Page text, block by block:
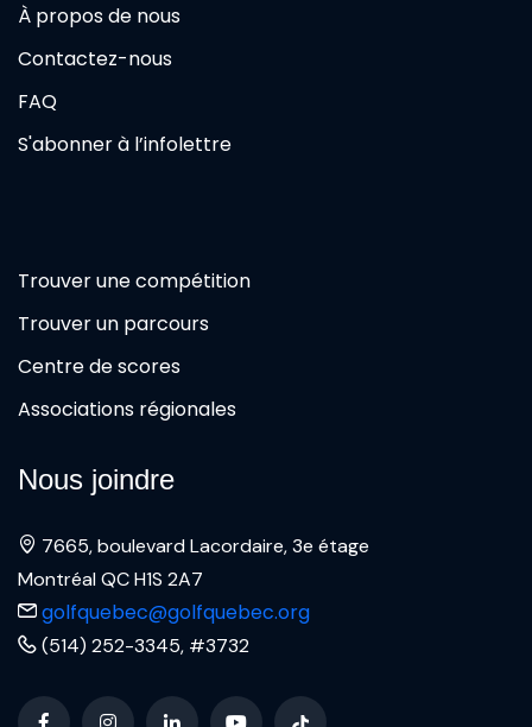
À propos de nous
Contactez-nous
FAQ
S'abonner à l’infolettre
Trouver une compétition
Trouver un parcours
Centre de scores
Associations régionales
Nous joindre
7665, boulevard Lacordaire, 3e étage
Montréal QC H1S 2A7
golfquebec@golfquebec.org
(514) 252-3345, #3732